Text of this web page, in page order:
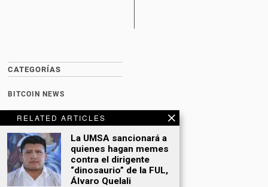
RELATED ARTICLES
La UMSA sancionará a
quienes hagan memes
contra el dirigente
“dinosaurio” de la FUL,
Álvaro Quelali
CATEGORÍAS
BITCOIN NEWS
CULTURA
DATING
DEPORTES
ECONOMÍA